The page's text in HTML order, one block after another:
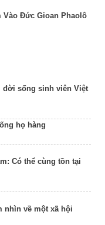
Vào Đức Gioan Phaolô
đời sống sinh viên Việt
họ hàng
Có thể cùng tồn tại
nhìn về một xã hội